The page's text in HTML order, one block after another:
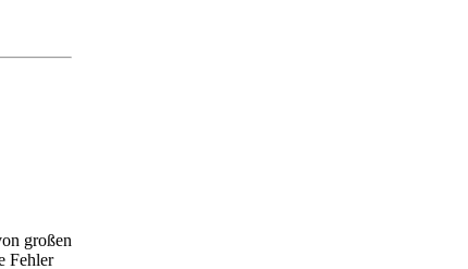
großen
Fehler